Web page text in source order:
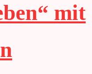
mit